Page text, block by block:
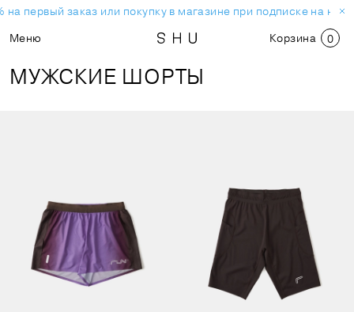
первый заказ или покупку в магазине при подписке на
Меню
Корзина 0
МУЖСКИЕ ШОРТЫ